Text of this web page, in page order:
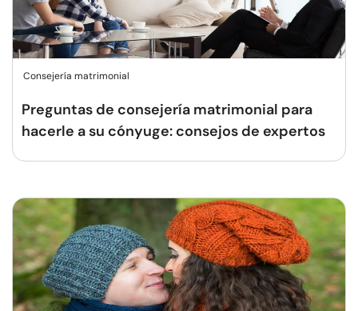
Consejería matrimonial
Preguntas de consejería matrimonial para
hacerle a su cónyuge: consejos de expertos